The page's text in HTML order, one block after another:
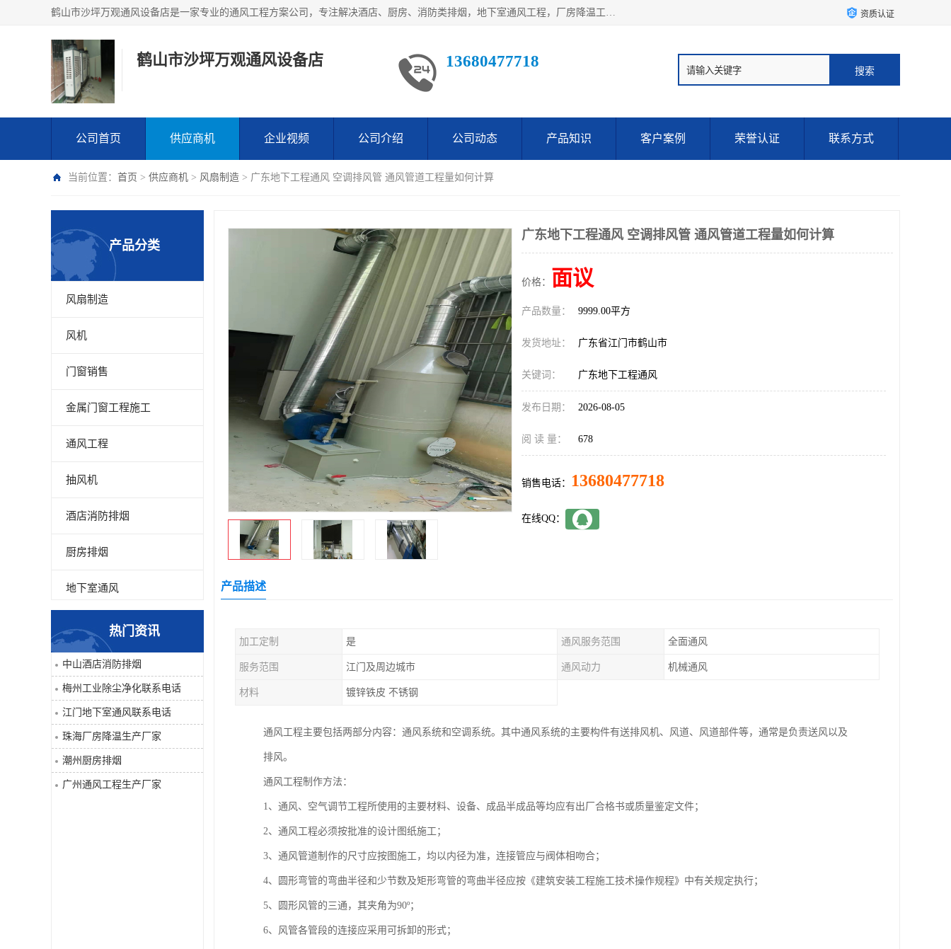
鹤山市沙坪万观通风设备店是一家专业的通风工程方案公司，专注解决酒店、厨房、消防类排烟，地下室通风工程，厂房降温工程，工业除尘净化工程及各类环保通风工程。 资质认证
鹤山市沙坪万观通风设备店 13680477718
公司首页 供应商机 企业视频 公司介绍 公司动态 产品知识 客户案例 荣誉认证 联系方式
当前位置： 首页 > 供应商机 > 风扇制造 > 广东地下工程通风 空调排风管 通风管道工程量如何计算
产品分类
风扇制造
风机
门窗销售
金属门窗工程施工
通风工程
抽风机
酒店消防排烟
厨房排烟
地下室通风
工业除尘净化
热门资讯
中山酒店消防排烟
梅州工业除尘净化联系电话
江门地下室通风联系电话
珠海厂房降温生产厂家
潮州厨房排烟
广州通风工程生产厂家
广东地下工程通风 空调排风管 通风管道工程量如何计算
价格： 面议
产品数量： 9999.00平方
发货地址： 广东省江门市鹤山市
关键词： 广东地下工程通风
发布日期： 2026-08-05
阅 读 量： 678
销售电话： 13680477718
在线QQ：
产品描述
加工定制 是 通风服务范围 全面通风
服务范围 江门及周边城市 通风动力 机械通风
材料 镀锌铁皮 不锈钢
通风工程主要包括两部分内容：通风系统和空调系统。其中通风系统的主要构件有送排风机、风道、风道部件等，通常是负责送风以及
排风。
通风工程制作方法：
1、通风、空气调节工程所使用的主要材料、设备、成品半成品等均应有出厂合格书或质量鉴定文件；
2、通风工程必须按批准的设计图纸施工；
3、通风管道制作的尺寸应按图施工，均以内径为准，连接管应与阀体相吻合；
4、圆形弯管的弯曲半径和少节数及矩形弯管的弯曲半径应按《建筑安装工程施工技术操作规程》中有关规定执行；
5、圆形风管的三通，其夹角为90º；
6、风管各管段的连接应采用可拆卸的形式；